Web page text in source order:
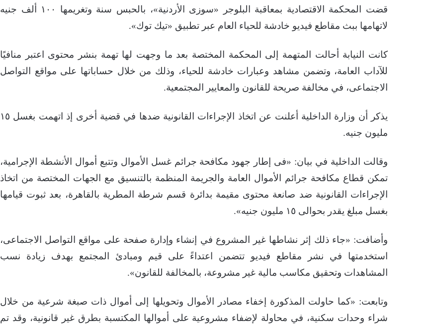
قضت المحكمة الاقتصادية بمعاقبة البلوجر «سوزى الأردنية»، بالحبس سنة وتغريمها ١٠٠ ألف جنيه
لاتهامها ببث مقاطع فيديو خادشة للحياء العام عبر تطبيق «تيك توك».
كانت النيابة أحالت المتهمة إلى المحكمة المختصة بعد ما وجهت لها تهمة بنشر محتوى اعتبر منافيًا
للآداب العامة، وتضمن مشاهد وعبارات خادشة للحياء، وذلك من خلال حساباتها على مواقع التواصل
الاجتماعى، في مخالفة صريحة للقانون والمعايير المجتمعية.
يذكر أن وزارة الداخلية أعلنت عن اتخاذ الإجراءات القانونية ضدها في قضية أخرى إذ اتهمت بغسل ١٥
مليون جنيه.
وقالت الداخلية في بيان: «فى إطار جهود مكافحة جرائم غسل الأموال وتتبع أموال الأنشطة الإجرامية،
تمكن قطاع مكافحة جرائم الأموال العامة والجريمة المنظمة بالتنسيق مع الجهات المختصة من اتخاذ
الإجراءات القانونية ضد صانعة محتوى مقيمة بدائرة قسم شرطة المطرية بالقاهرة، بعد ثبوت قيامها
بغسل مبلغ يقدر بحوالى ١٥ مليون جنيه».
وأضافت: «جاء ذلك إثر نشاطها غير المشروع في إنشاء وإدارة صفحة على مواقع التواصل الاجتماعى،
استخدمتها في نشر مقاطع فيديو تتضمن اعتداءً على قيم ومبادئ المجتمع بهدف زيادة نسب
المشاهدات وتحقيق مكاسب مالية غير مشروعة، بالمخالفة للقانون».
وتابعت: «كما حاولت المذكورة إخفاء مصادر الأموال وتحويلها إلى أموال ذات صبغة شرعية من خلال
شراء وحدات سكنية، في محاولة لإضفاء مشروعية على أموالها المكتسبة بطرق غير قانونية، وقد تم